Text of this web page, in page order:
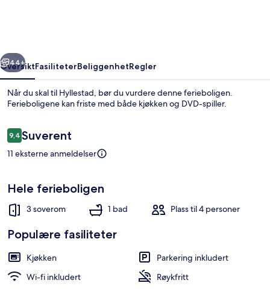
i
Sogn
Neste
44+
OversiktFasiliteterBeliggenhetRegler
Når du skal til Hyllestad, bør du vurdere denne ferieboligen.
Ferieboligene kan friste med både kjøkken og DVD-spiller.
Anmeldelser
9,49,4 av 10 –
Suverent
11 eksterne anmeldelser
Hele ferieboligen
3 soverom 1 bad Plass til 4 personer
Populære fasiliteter
Kjøkken
Parkering inkludert
Wi-fi inkludert
Røykfritt